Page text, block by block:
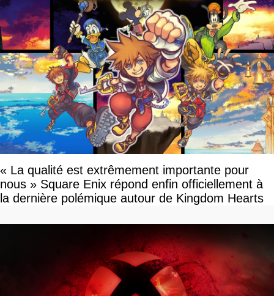
« La qualité est extrêmement importante pour
nous » Square Enix répond enfin officiellement à
la dernière polémique autour de Kingdom Hearts